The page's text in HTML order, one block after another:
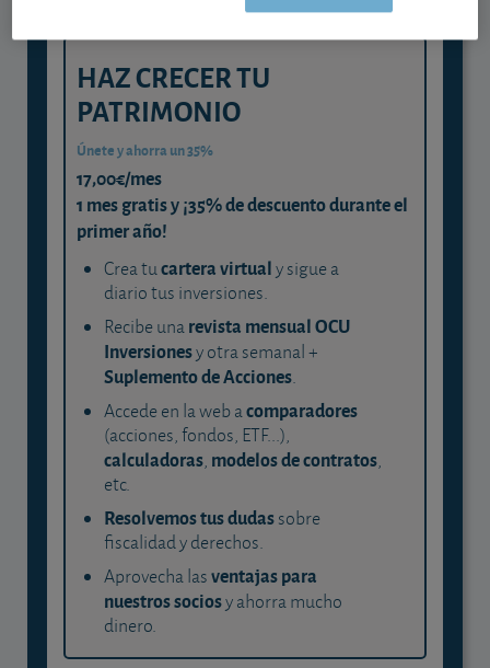
HAZ CRECER TU
PATRIMONIO
Únete y ahorra un 35%
17,00€/mes
1 mes gratis y ¡35% de descuento durante el
primer año!
Crea tucartera virtualy sigue a
diario tus inversiones.
Recibe unarevista mensual OCU
Inversionesy otra semanal +
Suplemento de Acciones.
Accede en la web acomparadores
(acciones, fondos, ETF...),
calculadoras, modelos de contratos,
etc.
Resolvemos tus dudassobre
fiscalidad y derechos.
Aprovecha lasventajas para
nuestros sociosy ahorra mucho
dinero.